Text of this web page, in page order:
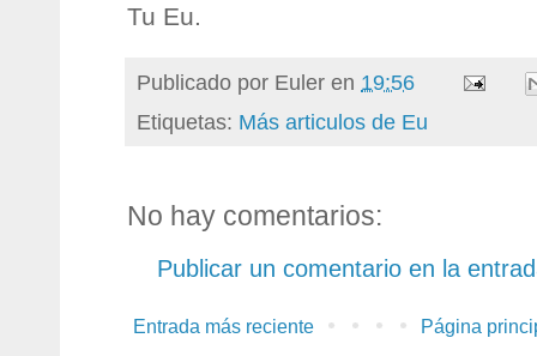
Tu Eu.
Publicado por Euler en 19:56
Etiquetas: Más articulos de Eu
No hay comentarios:
Publicar un comentario en la
Entrada más reciente Página